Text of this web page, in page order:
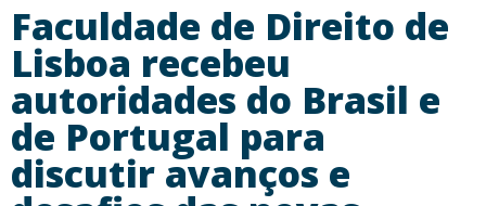
Faculdade de Direito de
Lisboa recebeu
autoridades do Brasil e
de Portugal para
discutir avanços e